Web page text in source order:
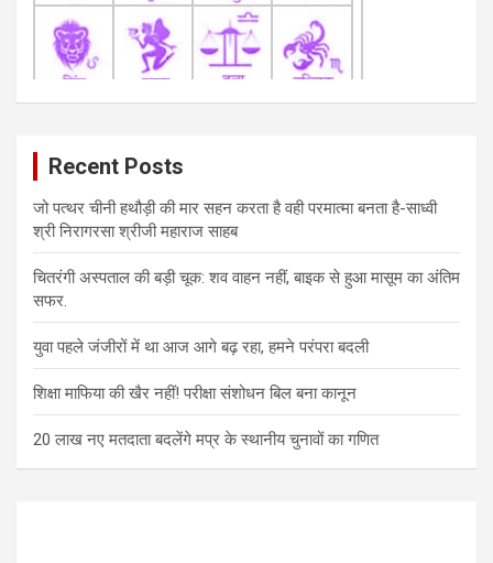
Recent Posts
जो पत्थर चीनी हथौड़ी की मार सहन करता है वही परमात्मा बनता है-साध्वी
श्री निरागरसा श्रीजी महाराज साहब
चितरंगी अस्पताल की बड़ी चूक: शव वाहन नहीं, बाइक से हुआ मासूम का अंतिम
सफर.
युवा पहले जंजीरों में था आज आगे बढ़ रहा, हमने परंपरा बदली
शिक्षा माफिया की खैर नहीं! परीक्षा संशोधन बिल बना कानून
20 लाख नए मतदाता बदलेंगे मप्र के स्थानीय चुनावों का गणित